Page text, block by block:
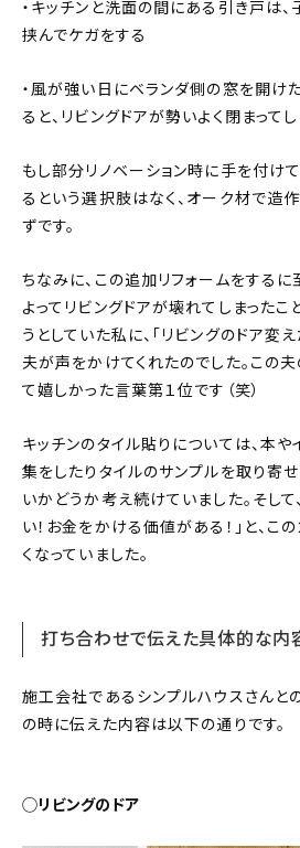
・キッチンと洗面の間にある引き戸は
挟んでケガをする
・風が強い日にベランダ側の窓を開け
ると、リビングドアが勢いよく閉まって
もし部分リノベーション時に手を付け
るという選択肢はなく、オーク材で造
ずです。
ちなみに、この追加リフォームをするに
よってリビングドアが壊れてしまったこ
うとしていた私に、「リビングのドア変
夫が声をかけてくれたのでした。この
て嬉しかった言葉第１位です（笑）
キッチンのタイル貼りについては、本
集をしたりタイルのサンプルを取り寄
いかどうか考え続けていました。そして
い！お金をかける価値がある！」と、こ
くなっていました。
打ち合わせで伝えた具体的な内
施工会社であるシンプルハウスさんと
の時に伝えた内容は以下の通りです。
◯リビングのドア